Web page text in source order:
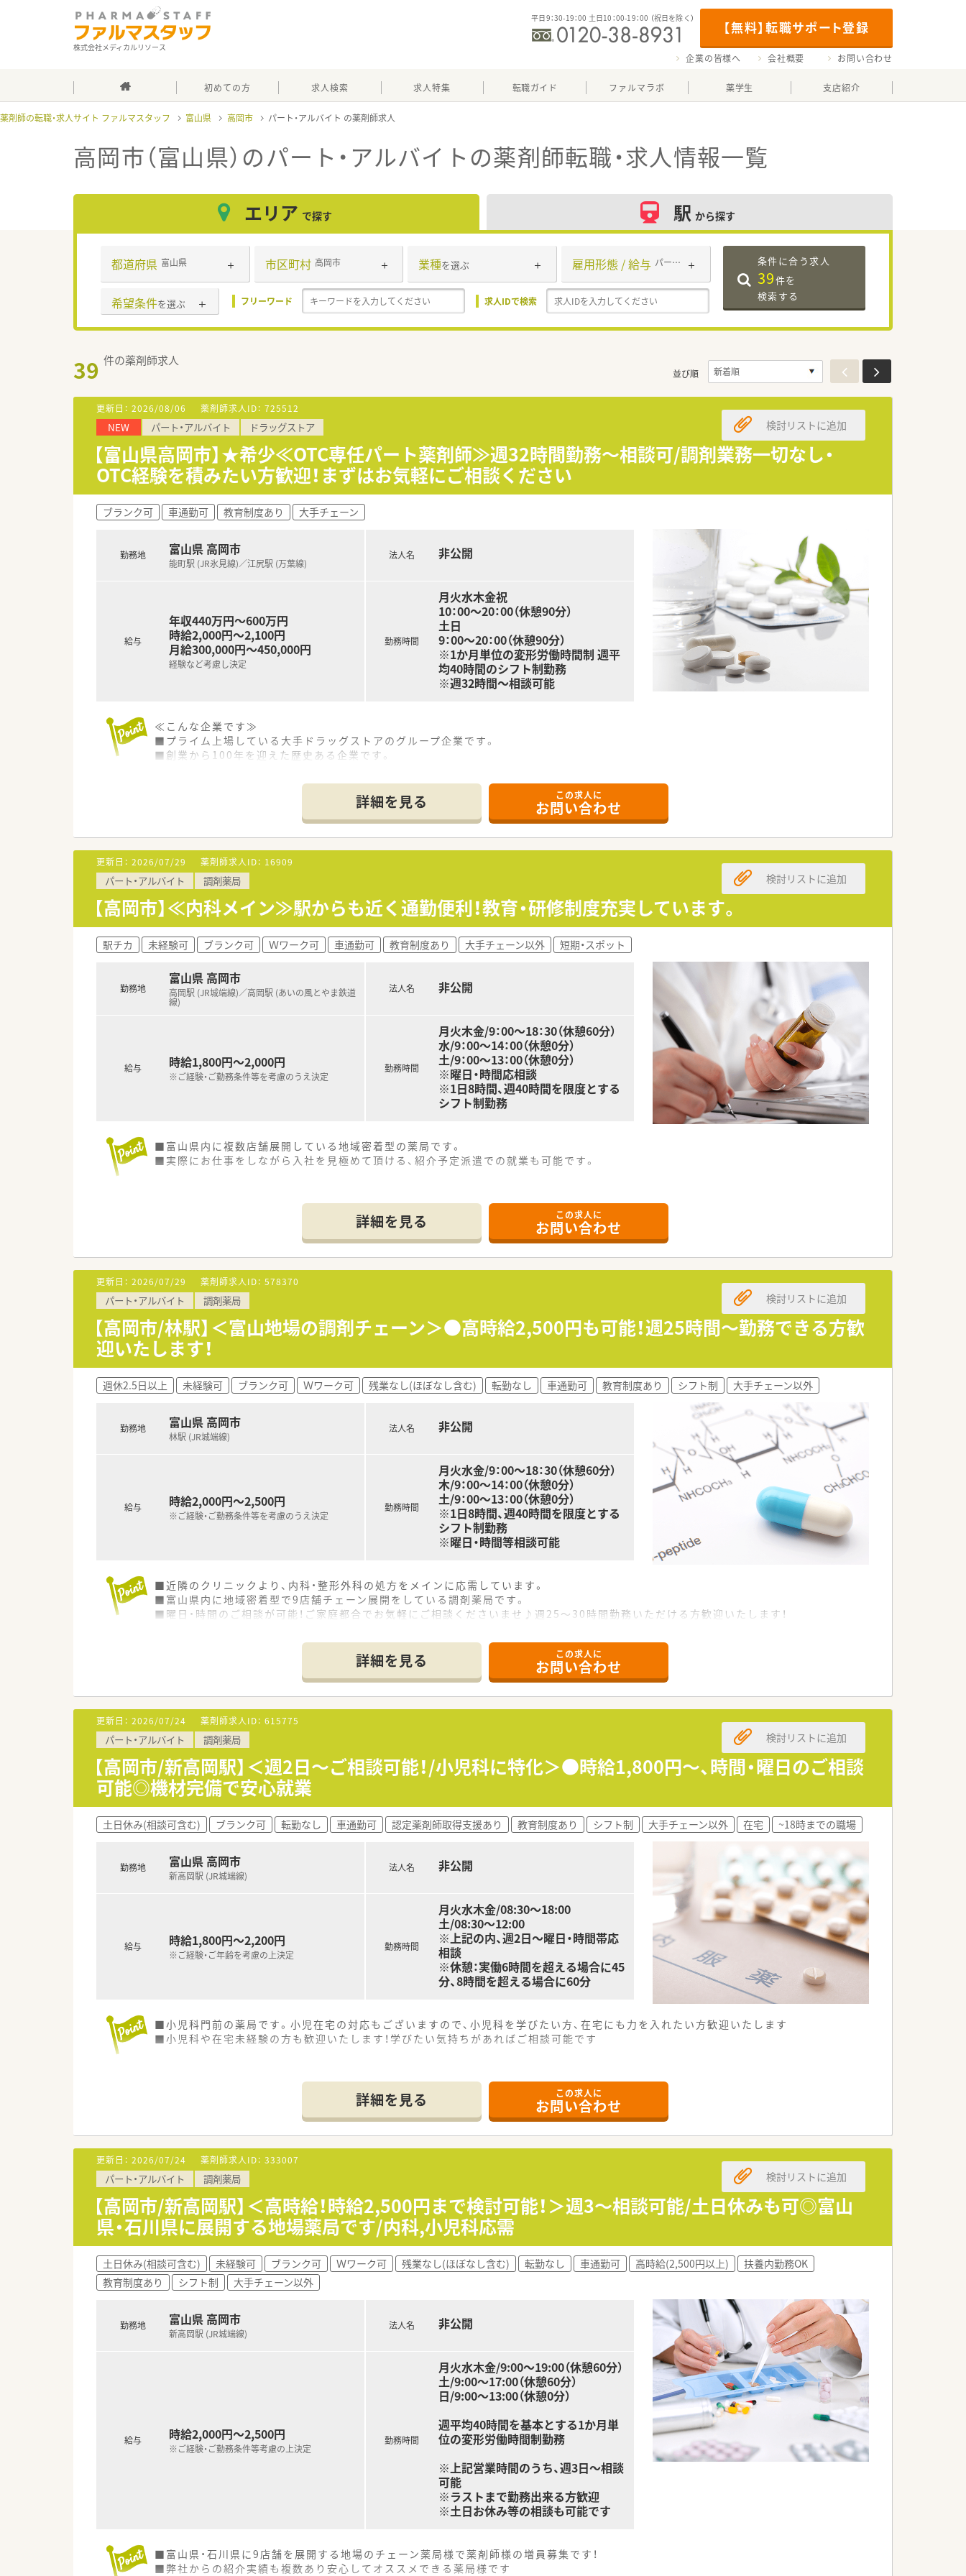
株式会社メディカルリソース
【無料】転職サポート登録
平日9：30-19：00 土日10：00-19：00 （祝日を除く）
企業の皆様へ 会社概要 お問い合わせ
初めての方 求人検索 求人特集 転職ガイド ファルマラボ 薬学生 支店紹介
薬剤師の転職・求人サイト ファルマスタッフ 富山県 高岡市 パート・アルバイト
高岡市（富山県）のパート・アルバイトの薬剤師転職・求人情報一覧
エリア で探す 駅 から探す
都道府県 富山県 市区町村 高岡市 業種を選ぶ 雇用形態 / 給与 パート・アルバイト
希望条件を選ぶ フリーワード 求人IDで検索
条件に合う求人
39件を
検索する
39 件の薬剤師求人
並び順
更新日： 2026/08/06 薬剤師求人ID： 725512
NEW パート・アルバイト ドラッグストア
【富山県高岡市】★希少≪OTC専任パート薬剤師≫週32時間勤務～相談可/調剤業務一切なし・
OTC経験を積みたい方歓迎！まずはお気軽にご相談ください
検討リストに追加
ブランク可 車通勤可 教育制度あり 大手チェーン
勤務地 富山県 高岡市
能町駅 (JR氷見線)／江尻駅 (万葉線)
給与
年収440万円～600万円
時給2,000円～2,100円
月給300,000円～450,000円
経験など考慮し決定
法人名 非公開
勤務時間
月火水木金祝
10：00～20：00（休憩90分）
土日
9：00～20：00（休憩90分）
※1か月単位の変形労働時間制 週平
均40時間のシフト制勤務
※週32時間～相談可能
≪こんな企業です≫
■プライム上場している大手ドラッグストアのグループ企業です。
■創業から100年を迎えた歴史ある企業です。
■メインの業務はOTC販売です。患者様からの相談やカウンセリングを行い商品提案を行います。
■レジ業務は専門の方にお任せして、OTC販売や医薬品補充、売り場作りに専念出来ます。
■休みはシフトにより週休2日で年間休日110日あります。
■残業は月3時間程度でほぼ定時で帰ることが出来ます。
≪こんな方におすすめ≫
■安定した企業で長期就業したい方
■OTC専門薬剤師として働きたい方
■プライベートの時間もしっかり確保したい方
詳細を見る この求人に
お問い合わせ
更新日： 2026/07/29 薬剤師求人ID： 16909
パート・アルバイト 調剤薬局
【高岡市】≪内科メイン≫駅からも近く通勤便利！教育・研修制度充実しています。
検討リストに追加
駅チカ 未経験可 ブランク可 Ｗワーク可 車通勤可 教育制度あり 大手チェーン以外 短期・スポット
勤務地
富山県 高岡市
高岡駅 (JR城端線)／高岡駅 (あいの風とやま鉄道
線)
給与 時給1,800円～2,000円
※ご経験・ご勤務条件等を考慮のうえ決定
法人名 非公開
勤務時間
月火木金/9：00～18：30（休憩60分）
水/9：00～14：00（休憩0分）
土/9：00～13：00（休憩0分）
※曜日・時間応相談
※1日8時間、週40時間を限度とする
シフト制勤務
■富山県内に複数店舗展開している地域密着型の薬局です。
■実際にお仕事をしながら入社を見極めて頂ける、紹介予定派遣での就業も可能です。
詳細を見る この求人に
お問い合わせ
更新日： 2026/07/29 薬剤師求人ID： 578370
パート・アルバイト 調剤薬局
【高岡市/林駅】＜富山地場の調剤チェーン＞●高時給2,500円も可能！週25時間～勤務できる方歓
迎いたします！
検討リストに追加
週休2.5日以上 未経験可 ブランク可 Ｗワーク可 残業なし(ほぼなし含む) 転勤なし 車通勤可 教育制度あり シフト制 大手チェーン以外
勤務地 富山県 高岡市
林駅 (JR城端線)
給与 時給2,000円～2,500円
※ご経験・ご勤務条件等を考慮のうえ決定
法人名 非公開
勤務時間
月火水金/9：00～18：30（休憩60分）
木/9：00～14：00（休憩0分）
土/9：00～13：00（休憩0分）
※1日8時間、週40時間を限度とする
シフト制勤務
※曜日・時間等相談可能
■近隣のクリニックより、内科・整形外科の処方をメインに応需しています。
■富山県内に地域密着型で9店舗チェーン展開をしている調剤薬局です。
■曜日・時間のご相談が可能！ご家庭都合でお気軽にご相談くださいませ♪週25～30時間勤務いただける方歓迎いたします！
詳細を見る この求人に
お問い合わせ
更新日： 2026/07/24 薬剤師求人ID： 615775
パート・アルバイト 調剤薬局
【高岡市/新高岡駅】＜週2日～ご相談可能！/小児科に特化＞●時給1,800円～、時間・曜日のご相談
可能◎機材完備で安心就業
検討リストに追加
土日休み(相談可含む) ブランク可 転勤なし 車通勤可 認定薬剤師取得支援あり 教育制度あり シフト制 大手チェーン以外 在宅 ~18時までの職場
勤務地 富山県 高岡市
新高岡駅 (JR城端線)
給与 時給1,800円～2,200円
※ご経験・ご年齢を考慮の上決定
法人名 非公開
勤務時間
月火水木金/08:30〜18:00
土/08:30〜12:00
※上記の内、週2日～曜日・時間帯応
相談
※休憩：実働6時間を超える場合に45
分、8時間を超える場合に60分
■小児科門前の薬局です。小児在宅の対応もございますので、小児科を学びたい方、在宅にも力を入れたい方歓迎いたします
■小児科や在宅未経験の方も歓迎いたします！学びたい気持ちがあればご相談可能です
詳細を見る この求人に
お問い合わせ
更新日： 2026/07/24 薬剤師求人ID： 333007
パート・アルバイト 調剤薬局
【高岡市/新高岡駅】＜高時給！時給2,500円まで検討可能！＞週3～相談可能/土日休みも可◎富山
県・石川県に展開する地場薬局です/内科,小児科応需
検討リストに追加
土日休み(相談可含む) 未経験可 ブランク可 Ｗワーク可 残業なし(ほぼなし含む) 転勤なし 車通勤可 高時給(2,500円以上)
扶養内勤務OK
教育制度あり
シフト制 大手チェーン以外
勤務地 富山県 高岡市
新高岡駅 (JR城端線)
給与 時給2,000円～2,500円
※ご経験・ご勤務条件等考慮の上決定
法人名 非公開
勤務時間
月火水木金/9:00～19:00（休憩60分）
土/9:00～17:00（休憩60分）
日/9:00～13:00（休憩0分）
週平均40時間を基本とする1か月単
位の変形労働時間制勤務
※上記営業時間のうち、週3日～相談
可能
※ラストまで勤務出来る方歓迎
※土日お休み等の相談も可能です
■富山県・石川県に9店舗を展開する地場のチェーン薬局様で薬剤師様の増員募集です！
■弊社からの紹介実績も複数あり安心してオススメできる薬局様です